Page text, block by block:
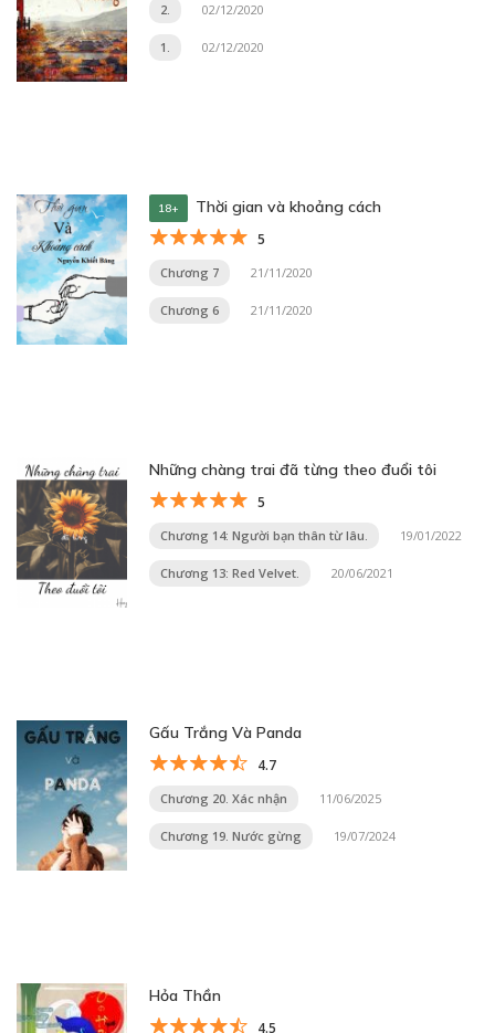
2. 02/12/2020
1. 02/12/2020
18+ Thời gian và khoảng cách
5
Chương 7 21/11/2020
Chương 6 21/11/2020
Những chàng trai đã từng theo đuổi tôi
5
Chương 14: Người bạn thân từ lâu. 19/01/2022
Chương 13: Red Velvet. 20/06/2021
Gấu Trắng Và Panda
4.7
Chương 20. Xác nhận 11/06/2025
Chương 19. Nước gừng 19/07/2024
Hỏa Thần
4.5